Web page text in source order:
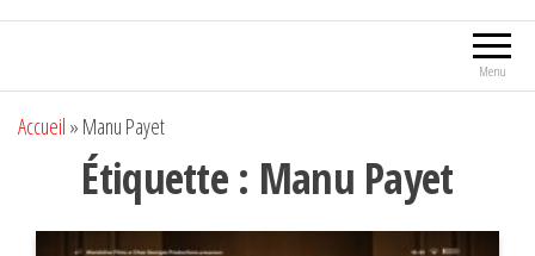
Menu
Accueil » Manu Payet
Étiquette : Manu Payet